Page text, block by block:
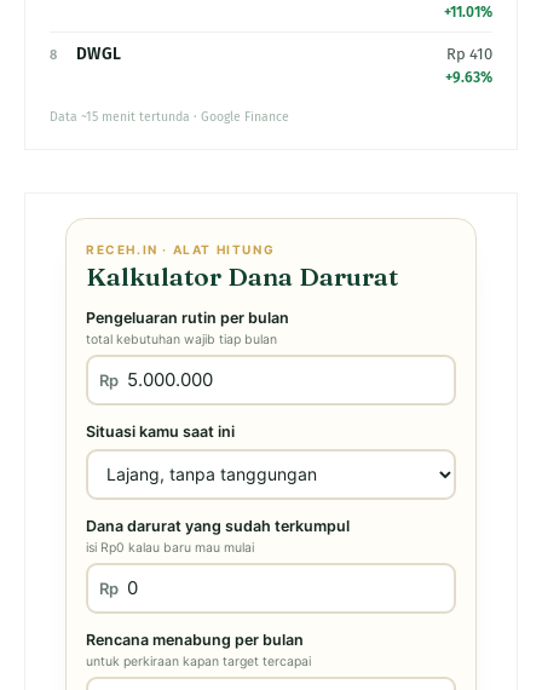
+11.01%
8 DWGL Rp 410
+9.63%
Data ~15 menit tertunda · Google Finance
RECEH.IN · ALAT HITUNG
Kalkulator Dana Darurat
Pengeluaran rutin per bulan
total kebutuhan wajib tiap bulan
Rp
Situasi kamu saat ini
Dana darurat yang sudah terkumpul
isi Rp0 kalau baru mau mulai
Rp
Rencana menabung per bulan
untuk perkiraan kapan target tercapai